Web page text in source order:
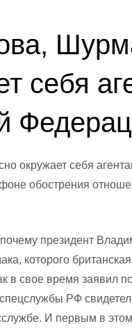
себя
окружает себя
обострения
президент
которого
в свое время заявил
РФ
И первым в